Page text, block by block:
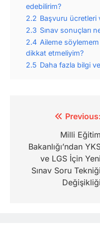
edebilirim?
2.2 Başvuru ücretleri
2.3 Sınav sonuçları
2.4 Aileme
dikkat etmeliyim?
2.5 Daha fazla bilgi
gezinmesi
Previous:
Milli Eğitim
Bakanlığı’ndan
ve LGS İçin Yeni
Sınav Soru Tekniği
Değişikliği